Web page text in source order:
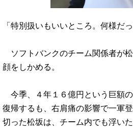
「特別扱いもいいところ。何様だ
ソフトバンクのチーム関係者が
顔をしかめる。
今季、４年１６億円という巨額
復帰するも、右肩痛の影響で一軍
切った松坂は、チーム内でも浮い